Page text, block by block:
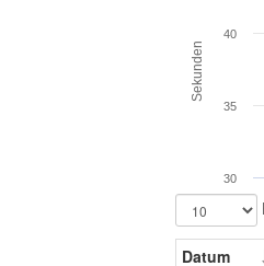
Sekunden
30
35
40
Datum